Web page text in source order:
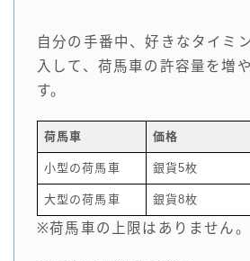
自分の手番中、好きなタイミ
入して、荷馬車の許容量を増
す。
荷馬車 価格
小型の荷馬車 銀貨5枚
大型の荷馬車 銀貨8枚
※荷馬車の上限はありません。